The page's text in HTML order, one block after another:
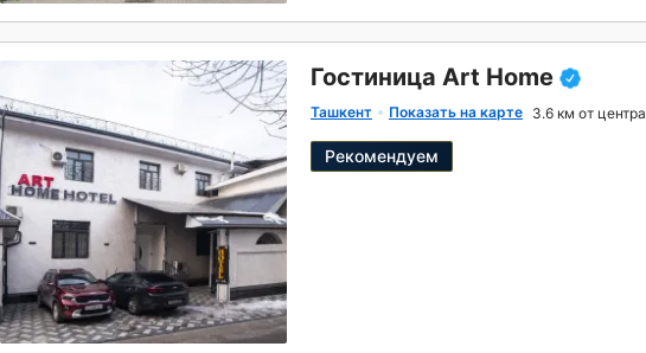
Гостиница Art Home
Ташкент Показать на карте 3.6 км от центра
Рекомендуем